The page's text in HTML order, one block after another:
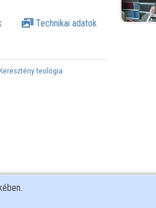
Technikai adatok
teológia